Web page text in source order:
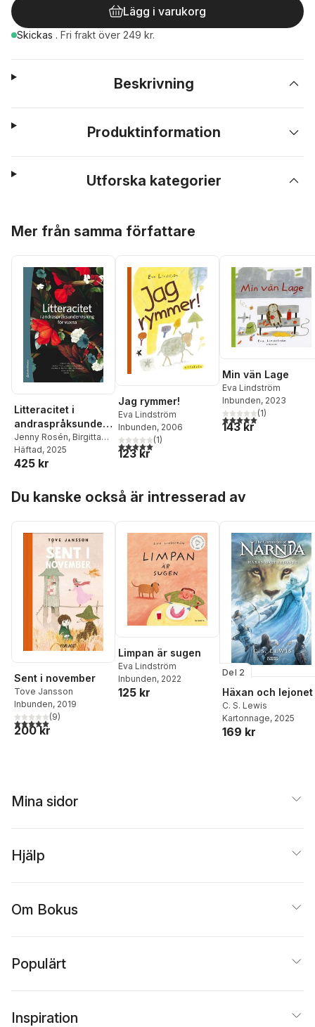
Lägg i varukorg
Skickas . Fri frakt över 249 kr.
Beskrivning
Produktinformation
Utforska kategorier
Mer från samma författare
Litteracitet i
andraspråksunderv
isning för vuxna
Jenny Rosén, Birgitta
Ljung Egeland
Norlund Shaswar
Tímea Bergsten
Colliander
Maria Eklund
Heinonen ,Caroline
Pernilla Gren
Edvardsson,
Åsa
Gustafsson
Emma
Eva Lindström
Enni Paul ,Akki Sidén
Elisabeth Zetterholm
Häftad, 2025
425 kr
Jag rymmer!
Eva Lindström
Inbunden, 2006
5,0utav 5 stjärnor. Totalt antal röster:
(1)
123 kr
Min vän Lage
Eva Lindström
Inbunden, 2023
5,0utav 5 stjärnor.
(1)
143 kr
Du kanske också är intresserad av
Sent i november
Tove Jansson
Inbunden, 2019
5,0utav 5 stjärnor. Totalt antal röster:
(9)
200 kr
Limpan är sugen
Eva Lindström
Inbunden, 2022
125 kr
Del 2
Häxan och lejonet
C. S. Lewis
Kartonnage, 2025
169 kr
Mina sidor
Hjälp
Om Bokus
Populärt
Inspiration